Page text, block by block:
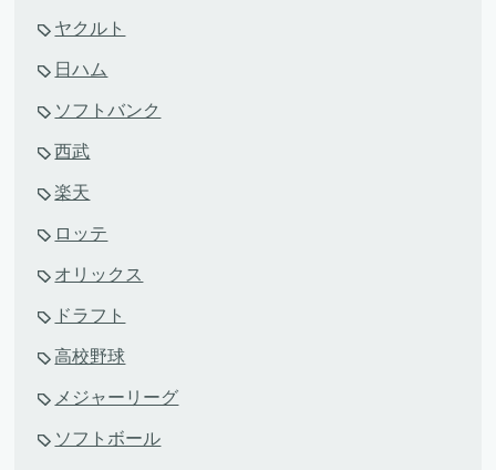
ヤクルト
日ハム
ソフトバンク
西武
楽天
ロッテ
オリックス
ドラフト
高校野球
メジャーリーグ
ソフトボール